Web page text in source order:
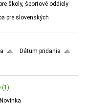
školy, športové oddiely
pre slovenských
Dátum pridania
(1)
Novinka